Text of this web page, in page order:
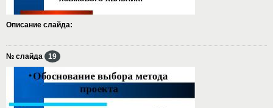
Описание слайда:
№ слайда 19